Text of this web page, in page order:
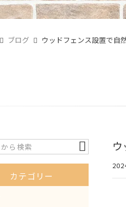
ブログ ウッドフェンス設置で自
カテゴリー